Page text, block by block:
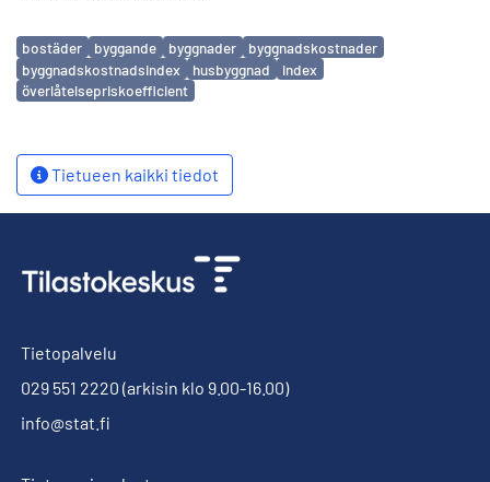
Avainsanat
bostäder byggande byggnader
byggnadskostnader
byggnadskostnadsindex
husbyggnad
index
överlåtelsepriskoefficient
Tietueen kaikki tiedot
Tietopalvelu
029 551 2220 (arkisin klo 9.00-16.00)
info@stat.fi